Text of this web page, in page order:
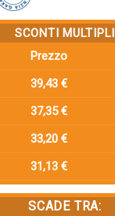
SCONTI MULTIPLI
Prezzo
39,43 €
37,35 €
33,20 €
31,13 €
SCADE TRA: